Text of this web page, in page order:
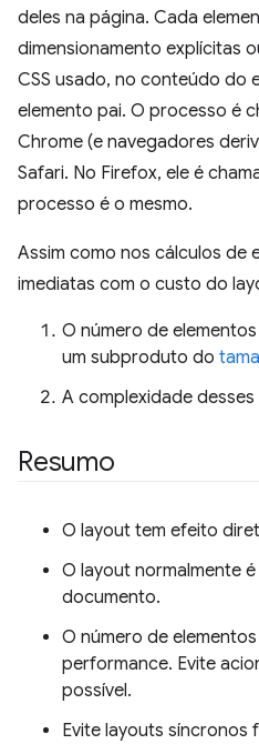
deles na página. Cada
dimensionamento explícitas
CSS usado, no conteúdo do
elemento pai. O processo é
Chrome (e navegadores
Safari. No Firefox, ele é
processo é o mesmo.
Assim como nos cálculos de
imediatas com o custo do
O número de
um subproduto do
A complexidade desses
Resumo
O layout tem efeito
O layout normalmente
documento.
O número de
performance. Evite
possível.
Evite layouts síncronos